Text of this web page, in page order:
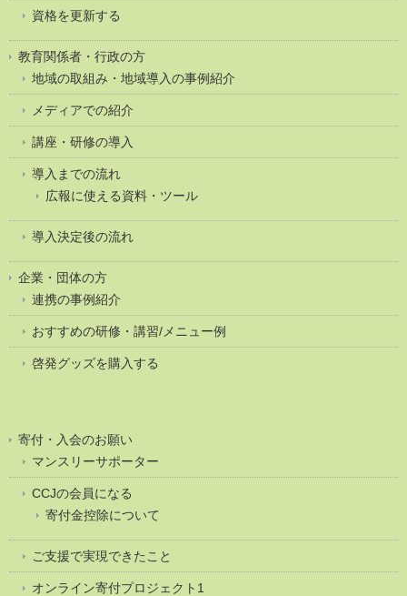
資格を更新する
教育関係者・行政の方
地域の取組み・地域導入の事例紹介
メディアでの紹介
講座・研修の導入
導入までの流れ
広報に使える資料・ツール
導入決定後の流れ
企業・団体の方
連携の事例紹介
おすすめの研修・講習/メニュー例
啓発グッズを購入する
寄付・入会のお願い
マンスリーサポーター
CCJの会員になる
寄付金控除について
ご支援で実現できたこと
オンライン寄付プロジェクト1